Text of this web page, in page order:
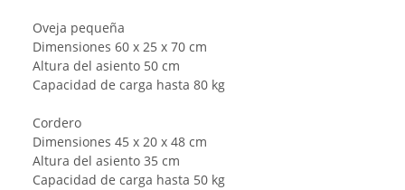
Oveja pequeña
Dimensiones 60 x 25 x 70 cm
Altura del asiento 50 cm
Capacidad de carga hasta 80 kg
Cordero
Dimensiones 45 x 20 x 48 cm
Altura del asiento 35 cm
Capacidad de carga hasta 50 kg